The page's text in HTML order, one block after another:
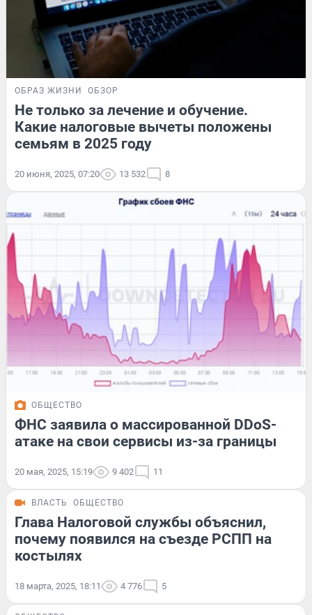
ОБРАЗ ЖИЗНИ ОБЗОР
Не только за лечение и обучение.
Какие налоговые вычеты положены
семьям в 2025 году
20 июня, 2025, 07:20 13 532 8
ОБЩЕСТВО
ФНС заявила о массированной DDoS-
атаке на свои сервисы из-за границы
20 мая, 2025, 15:19 9 402 11
ВЛАСТЬ ОБЩЕСТВО
Глава Налоговой службы объяснил,
почему появился на съезде РСПП на
костылях
18 марта, 2025, 18:11 4 776 5